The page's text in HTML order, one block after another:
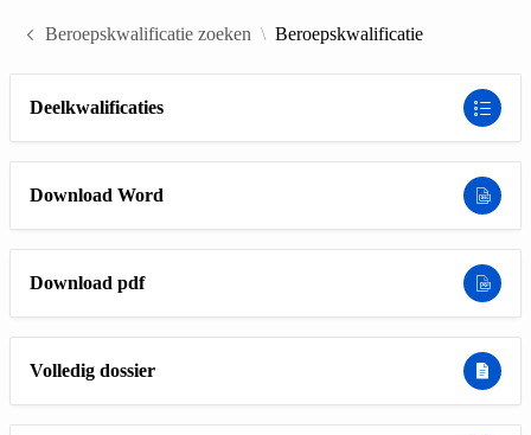
Beroepskwalificatie zoeken Beroepskwalificatie
Deelkwalificaties
Download Word
Download pdf
Volledig dossier